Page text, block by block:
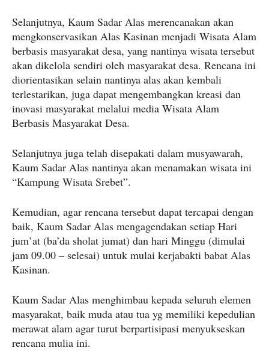
Selanjutnya, Kaum Sadar Alas merencanakan akan
mengkonservasikan Alas Kasinan menjadi Wisata Alam
berbasis masyarakat desa, yang nantinya wisata tersebut
akan dikelola sendiri oleh masyarakat desa. Rencana ini
diorientasikan selain nantinya alas akan kembali
terlestarikan, juga dapat mengembangkan kreasi dan
inovasi masyarakat melalui media Wisata Alam
Berbasis Masyarakat Desa.
Selanjutnya juga telah disepakati dalam musyawarah,
Kaum Sadar Alas nantinya akan menamakan wisata ini
“Kampung Wisata Srebet”.
Kemudian, agar rencana tersebut dapat tercapai dengan
baik, Kaum Sadar Alas mengagendakan setiap Hari
jum’at (ba’da sholat jumat) dan hari Minggu (dimulai
jam 09.00 – selesai) untuk mulai kerjabakti babat Alas
Kasinan.
Kaum Sadar Alas menghimbau kepada seluruh elemen
masyarakat, baik muda atau tua yg memiliki kepedulian
merawat alam agar turut berpartisipasi menyukseskan
rencana mulia ini.